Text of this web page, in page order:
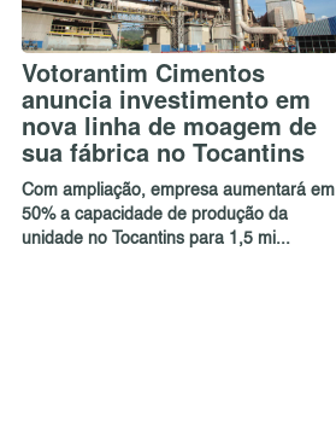
Votorantim Cimentos
anuncia investimento em
nova linha de moagem de
sua fábrica no Tocantins
Com ampliação, empresa aumentará em
50% a capacidade de produção da
unidade no Tocantins para 1,5 mi...